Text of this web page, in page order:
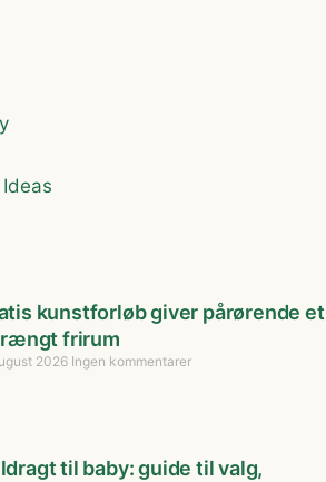
kunstforløb giver pårørende et
frirum
2026 Ingen kommentarer
til baby: guide til valg,